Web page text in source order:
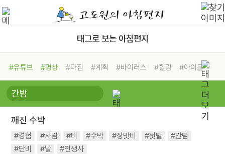
태그로 보는 아침편지
#유튜브 #명상 #다짐 #계획 #바이러스 #힐링
#아이들
#비전캠프
#독서캠프 #삶
#희망
#나눔 #친구 #링컨학교
#독서
#건강
깨진 수박
#경험 #사람 #비 #수박 #장맛비 #텃밭
#간밤
#단비
#날 #인생사